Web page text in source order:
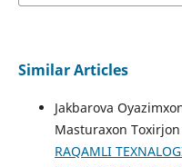
Similar Articles
Jakbarova
Masturaxon
RAQAMLI